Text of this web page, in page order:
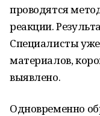
проводятся
реакции.
Специалисты
материалов,
выявлено.
Одновременно